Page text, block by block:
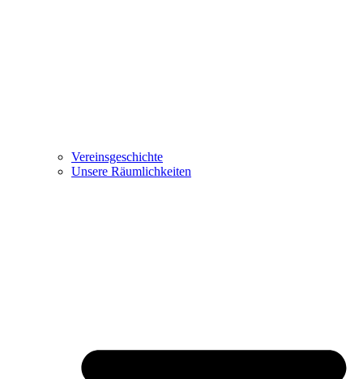
Vereinsgeschichte
Unsere Räumlichkeiten